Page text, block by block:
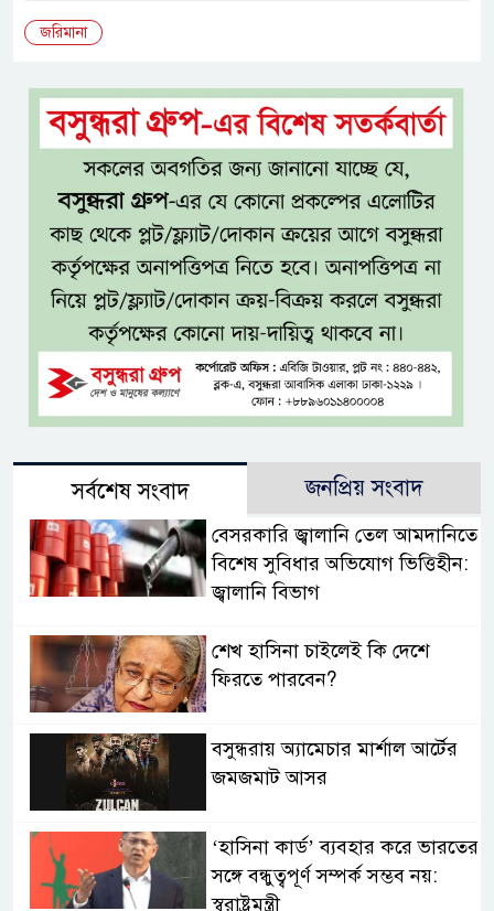
জরিমানা
সর্বশেষ সংবাদ জনপ্রিয় সংবাদ
বেসরকারি জ্বালানি তেল আমদানিতে
বিশেষ সুবিধার অভিযোগ ভিত্তিহীন:
জ্বালানি বিভাগ
শেখ হাসিনা চাইলেই কি দেশে
ফিরতে পারবেন?
বসুন্ধরায় অ্যামেচার মার্শাল আর্টের
জমজমাট আসর
‘হাসিনা কার্ড’ ব্যবহার করে ভারতের
সঙ্গে বন্ধুত্বপূর্ণ সম্পর্ক সম্ভব নয়:
স্বরাষ্ট্রমন্ত্রী